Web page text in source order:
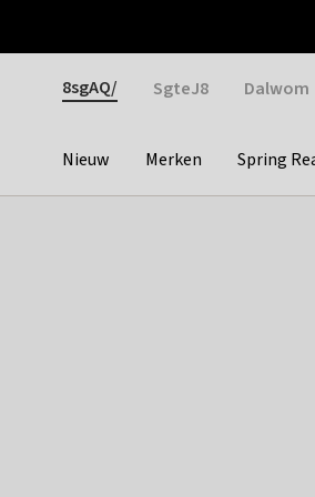
Gender
8sgAQ/ SgteJ8 Dalwom
Categories
Nieuw Merken Spring